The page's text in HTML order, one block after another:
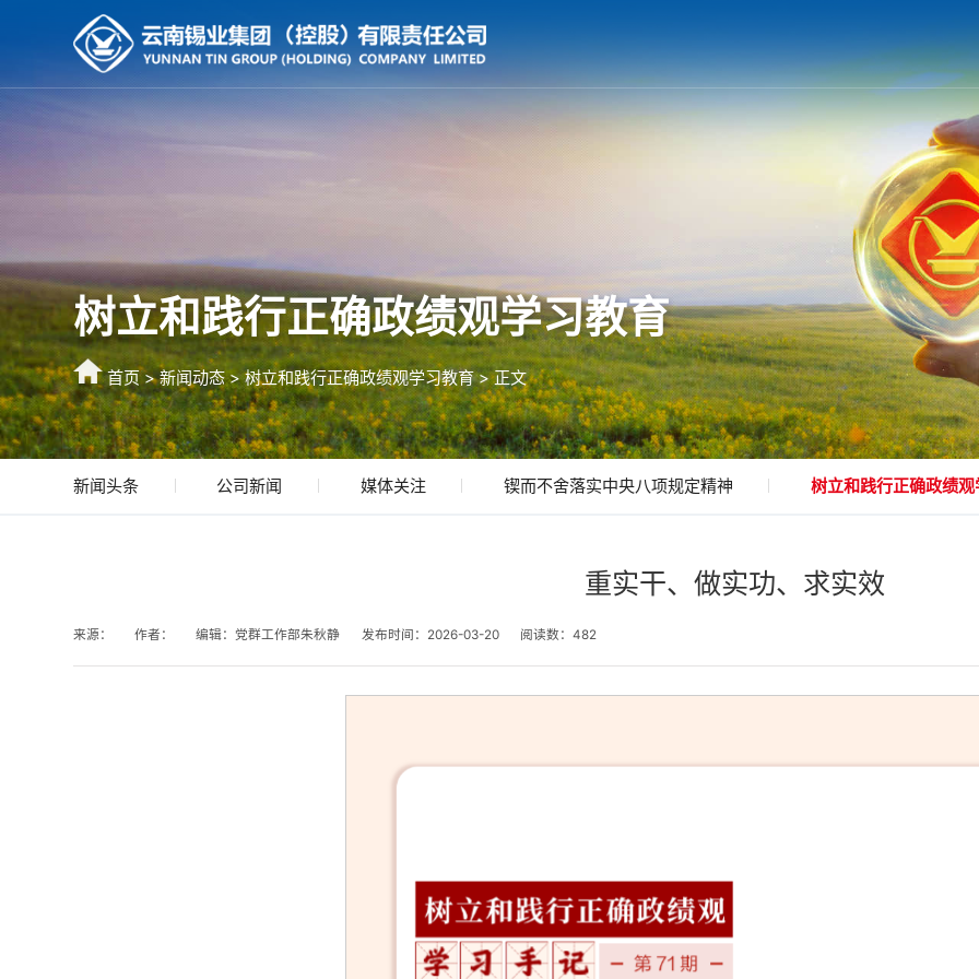
树立和践行正确政绩观学习教育
首页>新闻动态>树立和践行正确政绩观学习教育> 正文
新闻头条 公司新闻 媒体关注 锲而不舍落实中央八项规定精神 树立和践行正确政绩
重实干、做实功、求实效
来源： 作者： 编辑：党群工作部朱秋静 发布时间：2026-03-20 阅读数：482